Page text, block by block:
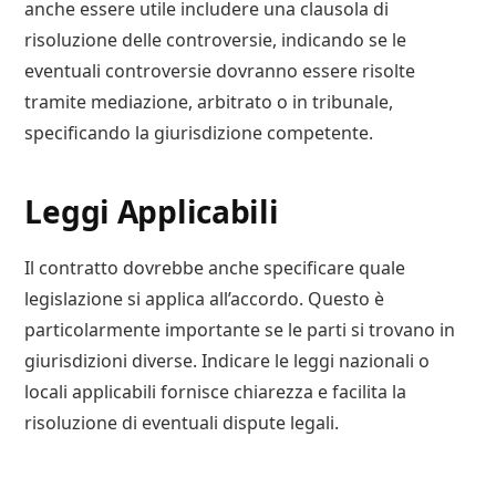
anche essere utile includere una clausola di
risoluzione delle controversie, indicando se le
eventuali controversie dovranno essere risolte
tramite mediazione, arbitrato o in tribunale,
specificando la giurisdizione competente.
Leggi Applicabili
Il contratto dovrebbe anche specificare quale
legislazione si applica all’accordo. Questo è
particolarmente importante se le parti si trovano in
giurisdizioni diverse. Indicare le leggi nazionali o
locali applicabili fornisce chiarezza e facilita la
risoluzione di eventuali dispute legali.